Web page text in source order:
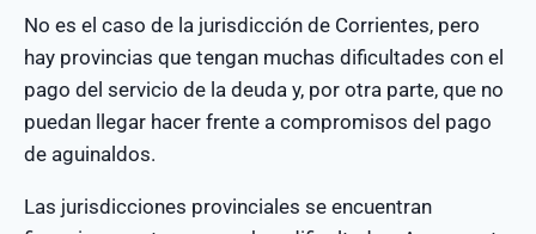
No es el caso de la jurisdicción de Corrientes, pero
hay provincias que tengan muchas dificultades con el
pago del servicio de la deuda y, por otra parte, que no
puedan llegar hacer frente a compromisos del pago
de aguinaldos.
Las jurisdicciones provinciales se encuentran